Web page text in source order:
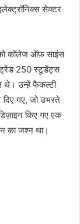
सेक्टर
को कॉलेज ऑफ़ साइंस
ट्रेंड 250 स्टूडेंट्स
थे। उन्हें फैकल्टी
दिए गए, जो उभरते
किए गए एक
का जश्न था।